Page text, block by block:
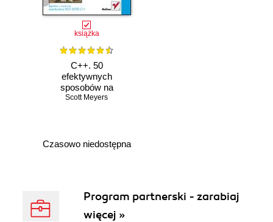
książka
C++. 50
efektywnych
sposobów na
udoskonalenie
Scott Meyers
Czasowo niedostępna
Program partnerski - zarabiaj
więcej »